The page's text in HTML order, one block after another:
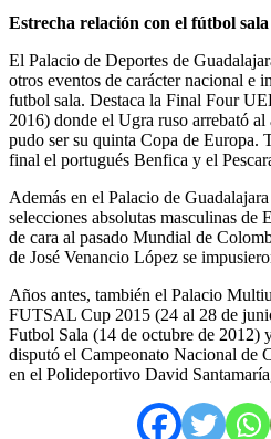
Estrecha relación con el fútbol sala
El Palacio de Deportes de
otros eventos de carácter nacional e
futbol sala. Destaca la Final Four
2016) donde el Ugra ruso arrebató
pudo ser su quinta Copa de Europa.
final el portugués Benfica y el
Además en el Palacio de
selecciones absolutas masculinas de
de cara al pasado Mundial de
de José Venancio López se
Años antes, también el Palacio
FUTSAL Cup 2015 (24 al 28 de
Futbol Sala (14 de octubre de 2012)
disputó el Campeonato Nacional de
en el Polideportivo David